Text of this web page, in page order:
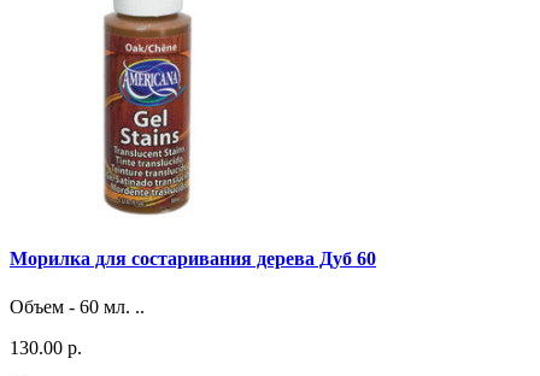
Морилка для состаривания дерева Дуб 60
Объем - 60 мл. ..
130.00 р.